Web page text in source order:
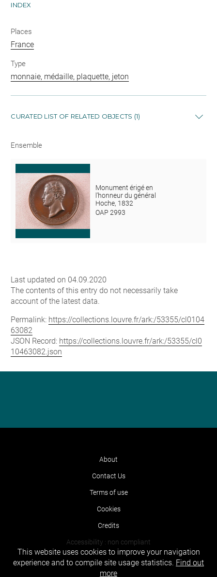
INDEX
Places
France
Type
monnaie, médaille, plaquette, jeton
CURATED LIST OF RELATED OBJECTS (1)
Ensemble
Monument érigé en
l’honneur du général
Hoche, 1832
OAP 2993
Last updated on 04.09.2020
The contents of this entry do not necessarily take
account of the latest data.
Permalink: https://collections.louvre.fr/ark:/53355/cl0104
63082
JSON Record: https://collections.louvre.fr/ark:/53355/cl0
10463082.json
About
Contact Us
Terms of use
Cookies
Credits
Accessibility : non compliant
This website uses cookies to improve your navigation
experience and to compile site usage statistics. Find out
more